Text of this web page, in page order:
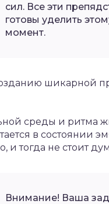
сил. Все эти
готовы уделить
момент.
шикарной
среды и ритма
в состоянии
и тогда не стоит
Внимание! Ваша